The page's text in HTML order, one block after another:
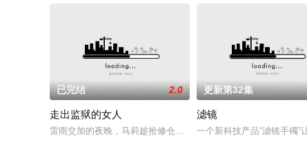
已完结 2.0
走出监狱的女人
雷雨交加的夜晚，马莉趁抢修仓库之机越狱潜逃，整个监狱处
更新第32集
滤镜
一个新科技产品“滤镜手镯”